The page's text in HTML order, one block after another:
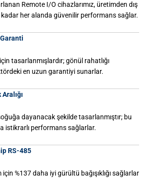
Remote I/O cihazlarımız, üretimden dış
her alanda güvenilir performans sağlar.
tasarlanmışlardır; gönül rahatlığı
en uzun garantiyi sunarlar.
dayanacak şekilde tasarlanmıştır; bu
istikrarlı performans sağlarlar.
RS-485
%137 daha iyi gürültü bağışıklığı sağlarlar